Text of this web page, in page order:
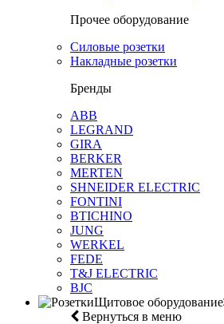
Прочее оборудование
Силовые розетки
Накладные розетки
Бренды
ABB
LEGRAND
GIRA
BERKER
MERTEN
SHNEIDER ELECTRIC
FONTINI
BTICHINO
JUNG
WERKEL
FEDE
T&J ELECTRIC
BJC
Щитовое оборудование
Вернуться в меню